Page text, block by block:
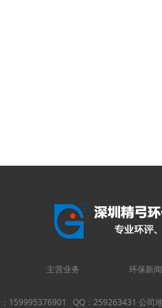
主营业务 环保新闻
159995376901 QQ：259263431 公司